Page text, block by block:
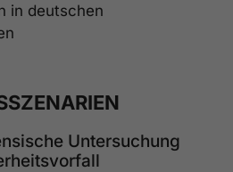
in deutschen
Untersuchung